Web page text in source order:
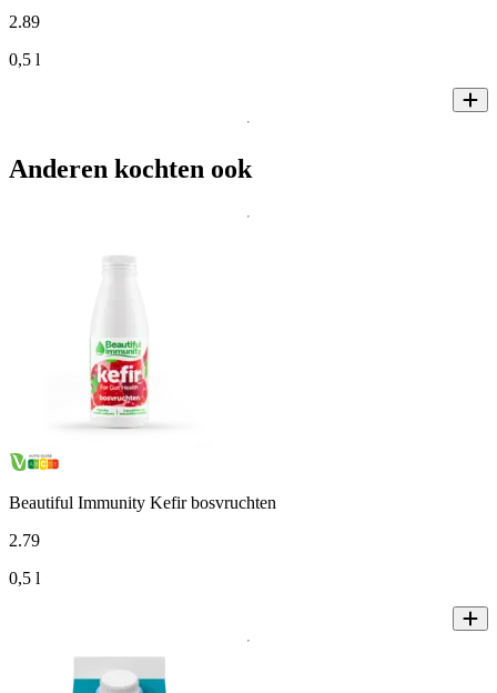
2.89
0,5 l
Anderen kochten ook
Beautiful Immunity Kefir bosvruchten
2.79
0,5 l